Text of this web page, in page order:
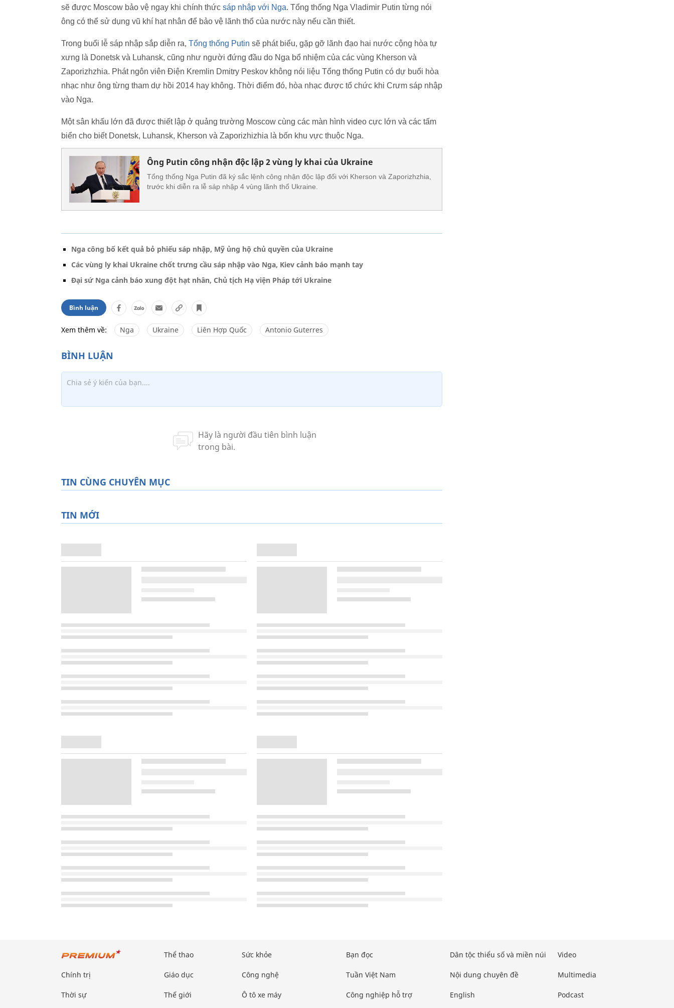
sẽ được Moscow bảo vệ ngay khi chính thức sáp nhập với Nga. Tổng thống Nga Vladimir Putin từng nói
ông có thể sử dụng vũ khí hạt nhân để bảo vệ lãnh thổ của nước này nếu cần thiết.
Trong buổi lễ sáp nhập sắp diễn ra, Tổng thống Putin sẽ phát biểu, gặp gỡ lãnh đạo hai nước cộng hòa tự
xưng là Donetsk và Luhansk, cũng như người đứng đầu do Nga bổ nhiệm của các vùng Kherson và
Zaporizhzhia. Phát ngôn viên Điện Kremlin Dmitry Peskov không nói liệu Tổng thống Putin có dự buổi hòa
nhạc như ông từng tham dự hồi 2014 hay không. Thời điểm đó, hòa nhạc được tổ chức khi Crưm sáp nhập
vào Nga.
Một sân khấu lớn đã được thiết lập ở quảng trường Moscow cùng các màn hình video cực lớn và các tấm
biển cho biết Donetsk, Luhansk, Kherson và Zaporizhizhia là bốn khu vực thuộc Nga.
Ông Putin công nhận độc lập 2 vùng ly khai của Ukraine
Tổng thống Nga Putin đã ký sắc lệnh công nhận độc lập đối với Kherson và Zaporizhzhia,
trước khi diễn ra lễ sáp nhập 4 vùng lãnh thổ Ukraine.
Nga công bố kết quả bỏ phiếu sáp nhập, Mỹ ủng hộ chủ quyền của Ukraine
Các vùng ly khai Ukraine chốt trưng cầu sáp nhập vào Nga, Kiev cảnh báo mạnh tay
Đại sứ Nga cảnh báo xung đột hạt nhân, Chủ tịch Hạ viện Pháp tới Ukraine
Bình luận
Xem thêm về: Nga Ukraine Liên Hợp Quốc Antonio Guterres
TIN CÙNG CHUYÊN MỤC
TIN MỚI
Chính trị
Thời sự
Thể thao
Giáo dục
Thế giới
Sức khỏe
Công nghệ
Ô tô xe máy
Bạn đọc
Tuần Việt Nam
Công nghiệp hỗ trợ
Dân tộc thiểu số và miền núi
Nội dung chuyên đề
English
Video
Multimedia
Podcast